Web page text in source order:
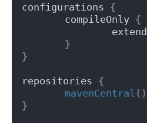
configurations {
	compileOnly
{
}
}
repositories {
mavenCentral ()
}